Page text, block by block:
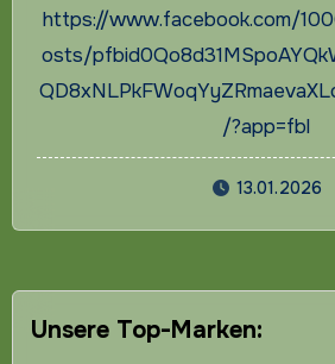
https://www.facebook.com/
osts/
/?app=fbl
13.01.2026
Unsere Top-Marken: